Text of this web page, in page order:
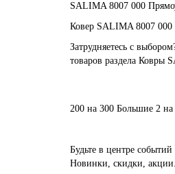
SALIMA 8007 000
Ковер SALIMA 8007 000
Затрудняетесь с
товаров раздела Ковры
200 на 300 Большие 2 на
Будьте в центре
Новинки, скидки, акции.